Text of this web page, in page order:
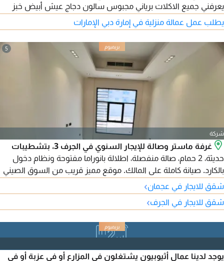
يعرفني جميع الاكلات برياني مجبوس سالون دجاج عيش أبيض خبز
رقاق محشي كيك فطائر. ونظافة ورعاية اطفال غسيل وكوي
ملابس. ورعاية كبار السن وأصحاب الهمم. أيضا يوجد لدينا عاملات أول
مرة في الامارات فيزة زيارة بأسعار منافسة وبضمان. اتصلوا بنا
وستجودن ما يسركم
يطلب عمل عمالة منزلية في إمارة دبي الإمارات
5
شركة
غرفة ماستر وصالة للإيجار السنوي في الجرف 3، بتشطيبات
حديثة، 2 حمام، صالة منفصلة، اطلالة بانوراما مفتوحة ونظام دخول
بالكارد. صيانة كاملة على المالك. موقع مميز قريب من السوق الصيني
ومركز القبائل وسهل الوصول للشارقة ودبي. 30 ألف على 6 دفعات
شقق للايجار في عجمان›
شقق للايجار في الجرف›
يوجد لدينا عمال أثيوبيون يشتغلون في المزارع أو في عزبة أو في